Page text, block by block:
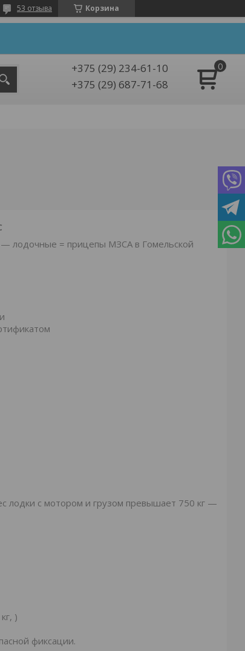
Корзина
53 отзыва
+375 (29) 234-61-10
+375 (29) 687-71-68
лодочные = прицепы МЗСА в Гомельской
лодки с мотором и грузом превышает 750 кг —
)
фиксации.